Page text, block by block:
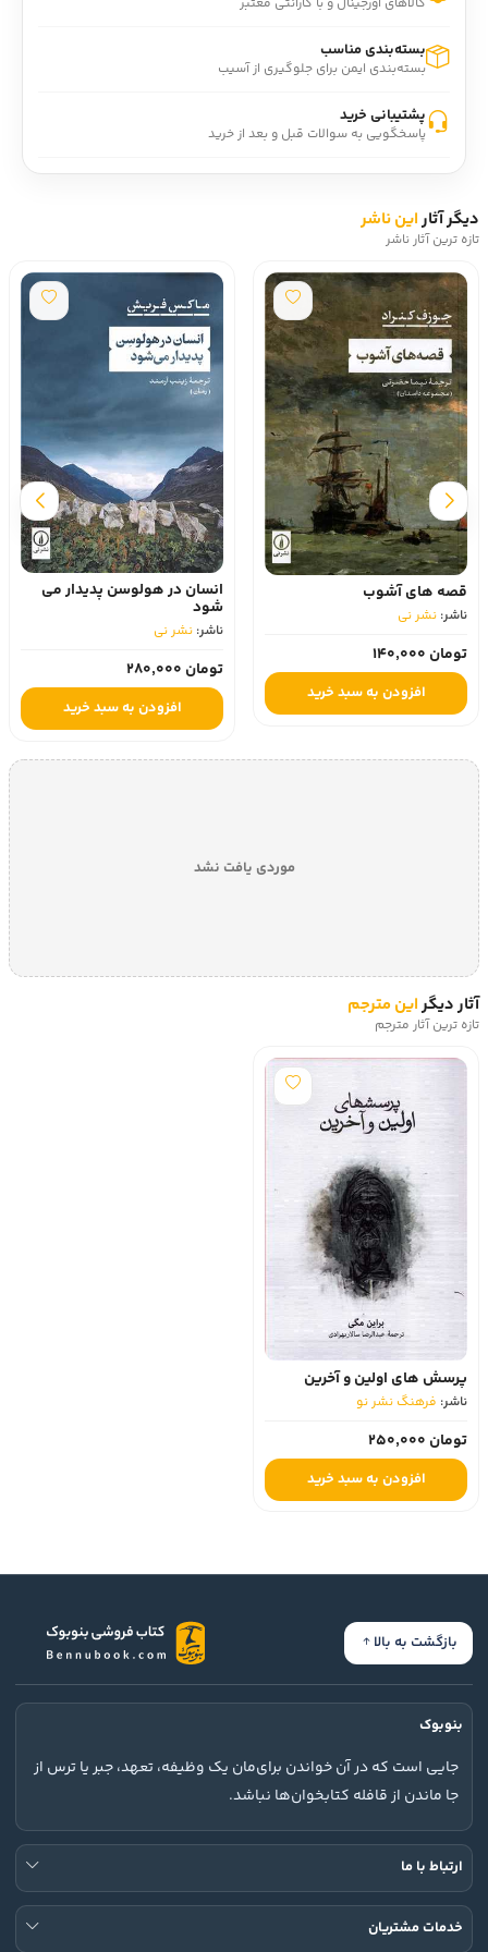
درباره نويسنده: تد پيترز (- 1941)، الهي‌دانِ لوتريِ اهل امريکا و
رتبه گودريدز: 3/47 از 5.
بسته‌بندی مناسب
بسته‌بندی ایمن برای جلوگیری از آسیب
پشتیبانی خرید
پاسخگویی به سوالات قبل و بعد از خرید
دیگر آثاراین ناشر
تازه ترین آثار ناشر
قصه های آشوب
ناشر: نشر نی
تومان 140,000
افزودن به سبد خرید
انسان در هولوسن پدیدار می
شود
ناشر: نشر نی
تومان 280,000
افزودن به سبد خرید
موردی یافت نشد
آثار دیگراین مترجم
تازه ترین آثار مترجم
پرسش های اولین و آخرین
ناشر: فرهنگ نشر نو
تومان 250,000
افزودن به سبد خرید
بازگشت به بالا
بنوبوک
جایی است که در آن خواندن برای‌مان یک وظیفه، تعهد، جبر یا ترس از
جا ماندن از قافله کتابخوان‌ها نباشد.
ارتباط با ما
خدمات مشتریان